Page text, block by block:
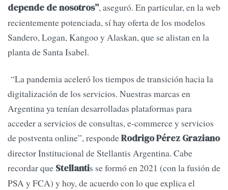
depende de nosotros”, aseguró. En particular, en la web
recientemente potenciada, sí hay oferta de los modelos
Sandero, Logan, Kangoo y Alaskan, que se alistan en la
planta de Santa Isabel.
“La pandemia aceleró los tiempos de transición hacia la
digitalización de los servicios. Nuestras marcas en
Argentina ya tenían desarrolladas plataformas para
acceder a servicios de consultas, e-commerce y servicios
de postventa online”, respondeRodrigo Pérez Graziano
director Institucional de Stellantis Argentina. Cabe
recordar que Stellantis se formó en 2021 (con la fusión de
PSA y FCA) y hoy, de acuerdo con lo que explica el